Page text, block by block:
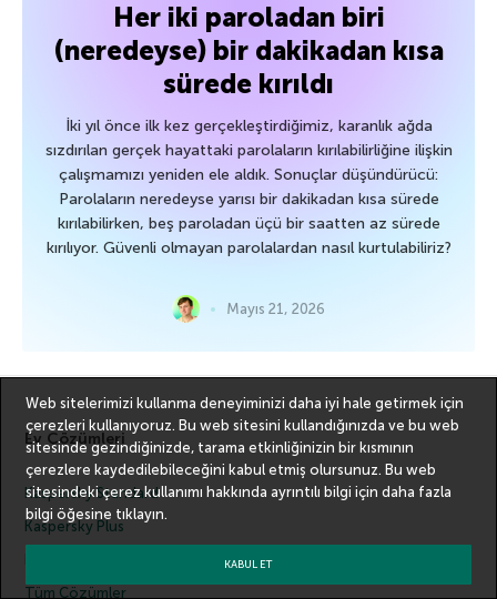
Her iki paroladan biri
(neredeyse) bir dakikadan kısa
sürede kırıldı
İki yıl önce ilk kez gerçekleştirdiğimiz, karanlık ağda
sızdırılan gerçek hayattaki parolaların kırılabilirliğine ilişkin
çalışmamızı yeniden ele aldık. Sonuçlar düşündürücü:
Parolaların neredeyse yarısı bir dakikadan kısa sürede
kırılabilirken, beş paroladan üçü bir saatten az sürede
kırılıyor. Güvenli olmayan parolalardan nasıl kurtulabiliriz?
Mayıs 21, 2026
Ev Çözümleri
Kaspersky Standard
Kaspersky Plus
Tüm Çözümler
Web sitelerimizi kullanma deneyiminizi daha iyi hale getirmek için
çerezleri kullanıyoruz. Bu web sitesini kullandığınızda ve bu web
sitesinde gezindiğinizde, tarama etkinliğinizin bir kısmının
çerezlere kaydedilebileceğini kabul etmiş olursunuz. Bu web
sitesindeki çerez kullanımı hakkında ayrıntılı bilgi içindaha fazla
bilgi öğesine tıklayın.
KABUL ET